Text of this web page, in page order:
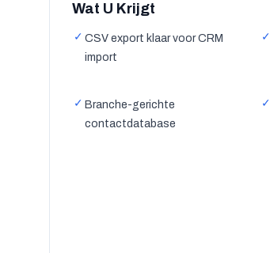
Wat U Krijgt
✓ CSV export klaar voor CRM
import
✓
✓ Branche-gerichte
contactdatabase
✓